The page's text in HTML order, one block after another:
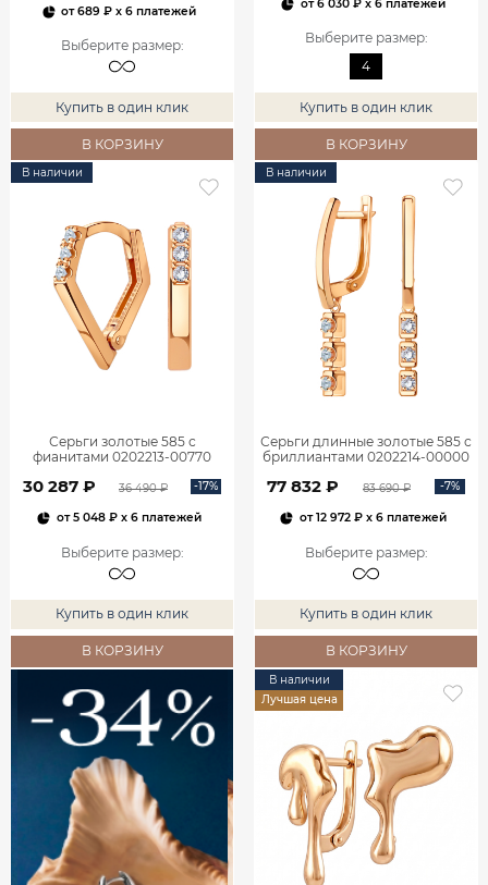
от689 ₽ x 6 платежей
Выберите размер:
Купить в один клик
В КОРЗИНУ
от6 030 ₽x 6 платежей
Выберите размер:
4
Купить в один клик
В КОРЗИНУ
В наличии
Серьги золотые 585 с
фианитами 0202213-00770
30 287 ₽ 36 490 ₽ -17%
от5 048 ₽x 6 платежей
Выберите размер:
Купить в один клик
В КОРЗИНУ
В наличии
Серьги длинные золотые 585 с
бриллиантами 0202214-00000
77 832 ₽ 83 690 ₽ -7%
от12 972 ₽x 6 платежей
Выберите размер:
Купить в один клик
В КОРЗИНУ
В наличии
Лучшая цена